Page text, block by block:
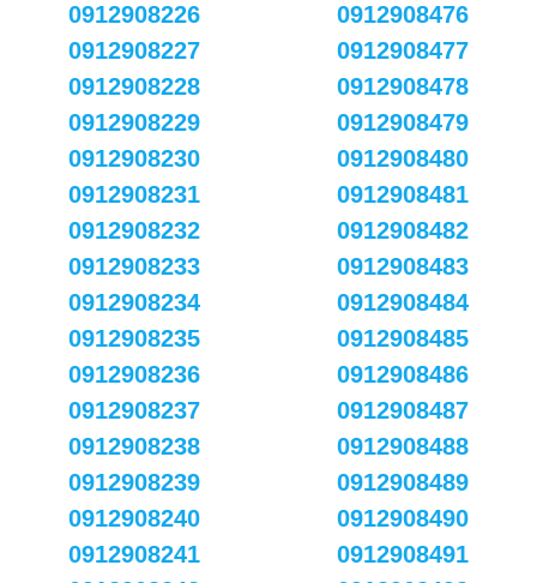
0912908226
0912908227
0912908228
0912908229
0912908230
0912908231
0912908232
0912908233
0912908234
0912908235
0912908236
0912908237
0912908238
0912908239
0912908240
0912908241
0912908476
0912908477
0912908478
0912908479
0912908480
0912908481
0912908482
0912908483
0912908484
0912908485
0912908486
0912908487
0912908488
0912908489
0912908490
0912908491